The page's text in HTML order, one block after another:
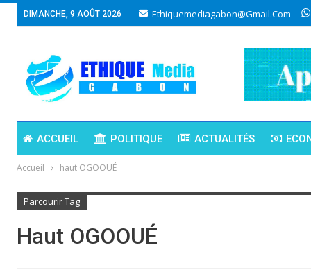
DIMANCHE, 9 AOÛT 2026 Ethiquemediagabon@gmail.com
ACCUEIL POLITIQUE ACTUALITÉS
Accueil haut OGOOUÉ
Parcourir Tag
Haut OGOOUÉ